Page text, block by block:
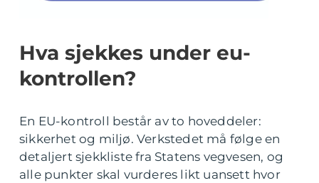
Hva sjekkes under eu-
kontrollen?
En EU-kontroll består av to hoveddeler:
sikkerhet og miljø. Verkstedet må følge en
detaljert sjekkliste fra Statens vegvesen, og
alle punkter skal vurderes likt uansett hvor